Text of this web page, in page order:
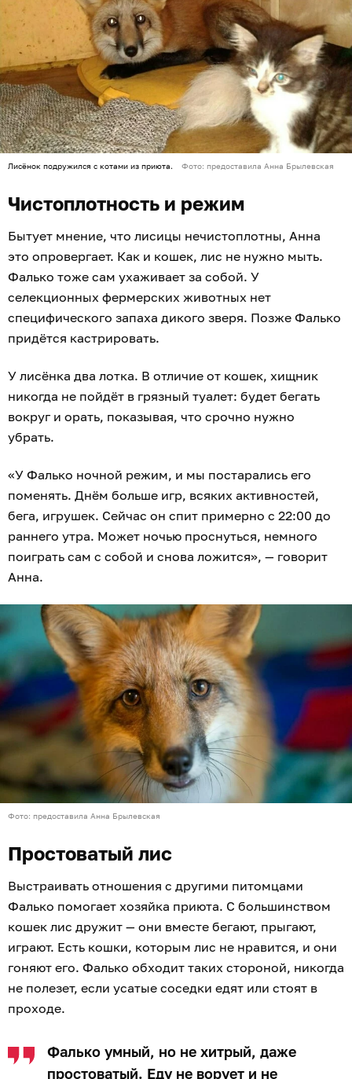
Лисёнок подружился с котами из приюта. Фото: предоставила Анна Брылевская
Чистоплотность и режим
Бытует мнение, что лисицы нечистоплотны, Анна
это опровергает. Как и кошек, лис не нужно мыть.
Фалько тоже сам ухаживает за собой. У
селекционных фермерских животных нет
специфического запаха дикого зверя. Позже Фалько
придётся кастрировать.
У лисёнка два лотка. В отличие от кошек, хищник
никогда не пойдёт в грязный туалет: будет бегать
вокруг и орать, показывая, что срочно нужно
убрать.
«У Фалько ночной режим, и мы постарались его
поменять. Днём больше игр, всяких активностей,
бега, игрушек. Сейчас он спит примерно с 22:00 до
раннего утра. Может ночью проснуться, немного
поиграть сам с собой и снова ложится», — говорит
Анна.
Фото: предоставила Анна Брылевская
Простоватый лис
Выстраивать отношения с другими питомцами
Фалько помогает хозяйка приюта. С большинством
кошек лис дружит — они вместе бегают, прыгают,
играют. Есть кошки, которым лис не нравится, и они
гоняют его. Фалько обходит таких стороной, никогда
не полезет, если усатые соседки едят или стоят в
проходе.
Фалько умный, но не хитрый, даже
простоватый. Еду не ворует и не